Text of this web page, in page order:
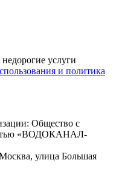
услуги
и политика
Общество с
«ВОДОКАНАЛ-
улица Большая